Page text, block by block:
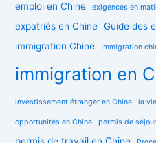
emploi en Chine exigences en
expatriés en Chine Guide des
immigration Chine
Immigration
immigration en
investissement étranger en Chine la
opportunités en Chine permis de